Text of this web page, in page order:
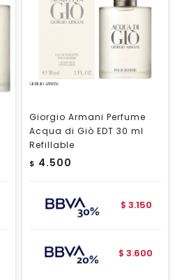
Giorgio Armani Perfume
Acqua di Giò EDT 30 ml
Refillable
$ 4.500
$ 3.150
$ 3.600